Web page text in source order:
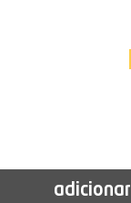
adicionar